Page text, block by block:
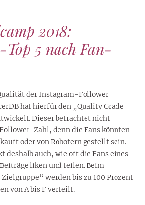
2018:
Top 5 nach Fan-
der Instagram-Follower
hat hierfür den „Quality Grade
Dieser betrachtet nicht
Zahl, denn die Fans könnten
oder von Robotern gestellt sein.
deshalb auch, wie oft die Fans eines
liken und teilen. Beim
werden bis zu 100 Prozent
von A bis F verteilt.